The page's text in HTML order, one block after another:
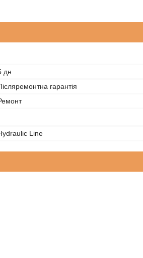
дн
гарантія
Line